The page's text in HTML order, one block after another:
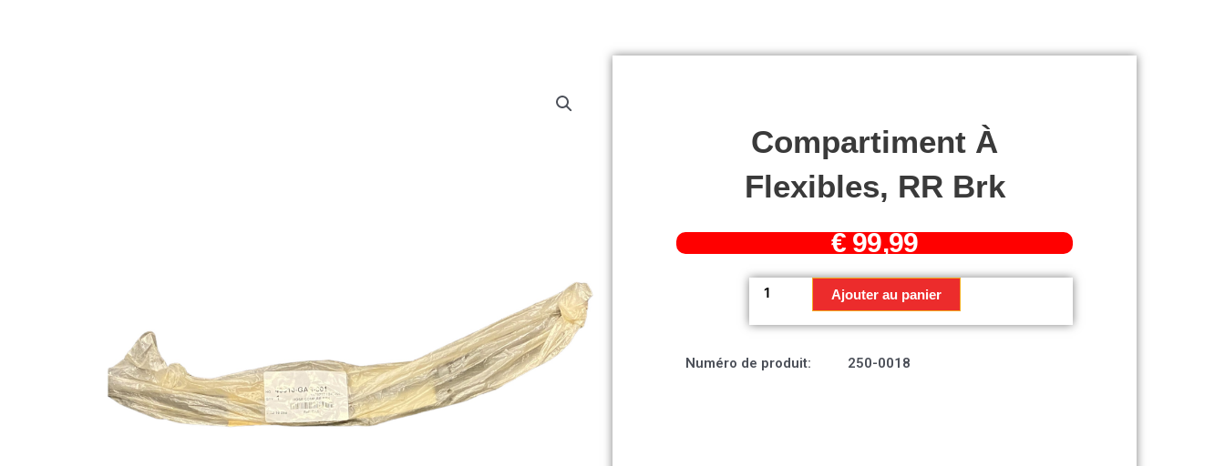
Compartiment À
Flexibles, RR Brk
€99,99
quantité
Compartiment
flexibles,
Ajouter au panier
Numéro de produit: 250-0018